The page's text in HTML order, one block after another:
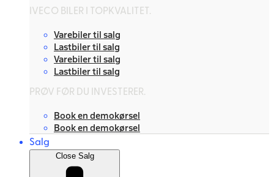
IVECO BILER I TOPKVALITET.
Varebiler til salg
Lastbiler til salg
Varebiler til salg
Lastbiler til salg
PRØV FØR DU INVESTERER.
Book en demokørsel
Book en demokørsel
Salg
Close Salg